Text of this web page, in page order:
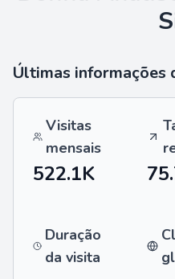
Últimas informações
Visitas
mensais
522.1K
Duração
da visita